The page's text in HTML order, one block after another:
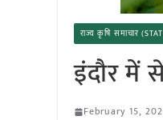
राज्य कृषि समाचार
इंदौर में
February 15,